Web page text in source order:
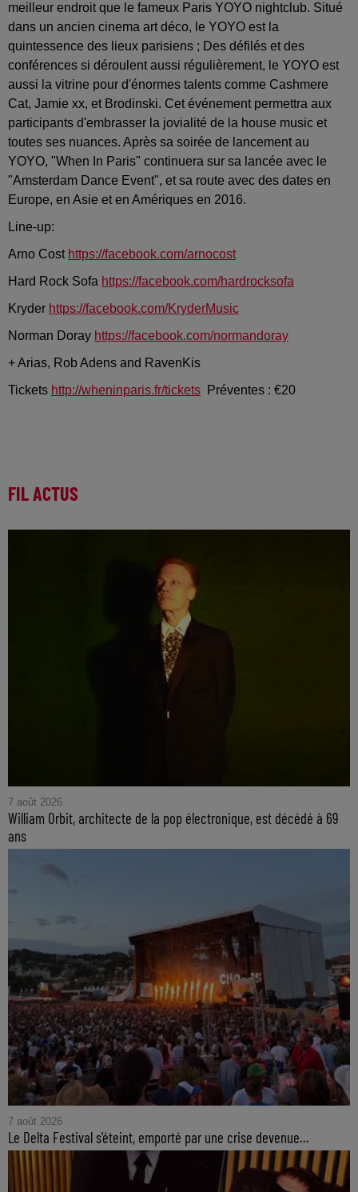
meilleur endroit que le fameux Paris YOYO nightclub. Situé
dans un ancien cinema art déco, le YOYO est la
quintessence des lieux parisiens ; Des défilés et des
conférences si déroulent aussi régulièrement, le YOYO est
aussi la vitrine pour d'énormes talents comme Cashmere
Cat, Jamie xx, et Brodinski. Cet événement permettra aux
participants d'embrasser la jovialité de la house music et
toutes ses nuances. Après sa soirée de lancement au
YOYO, "When In Paris" continuera sur sa lancée avec le
"Amsterdam Dance Event", et sa route avec des dates en
Europe, en Asie et en Amériques en 2016.
Line-up:
Arno Cost https://facebook.com/arnocost
Hard Rock Sofa https://facebook.com/hardrocksofa
Kryder https://facebook.com/KryderMusic
Norman Doray https://facebook.com/normandoray
+ Arias, Rob Adens and RavenKis
Tickets http://wheninparis.fr/tickets Préventes : €20
FIL ACTUS
7 août 2026
William Orbit, architecte de la pop électronique, est décédé à 69
ans
7 août 2026
Le Delta Festival s'éteint, emporté par une crise devenue...